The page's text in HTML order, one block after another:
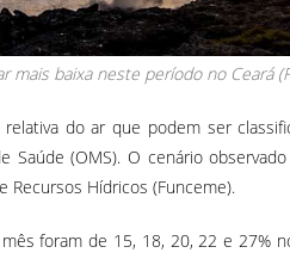
baixa neste período no Ceará
do ar que podem ser
Saúde (OMS). O cenário
Recursos Hídricos (Funceme).
foram de 15, 18, 20, 22 e 27%